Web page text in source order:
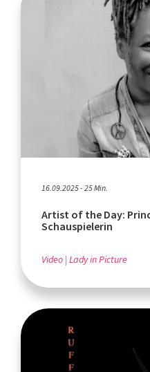
16.09.2025 - 25 Min.
Artist of the Day:
Schauspielerin
Video Lady in Picture